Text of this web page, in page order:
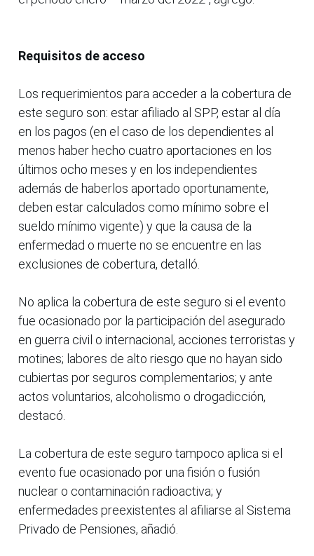
Requisitos de acceso
Los requerimientos para acceder a la cobertura de
este seguro son: estar afiliado al SPP, estar al día
en los pagos (en el caso de los dependientes al
menos haber hecho cuatro aportaciones en los
últimos ocho meses y en los independientes
además de haberlos aportado oportunamente,
deben estar calculados como mínimo sobre el
sueldo mínimo vigente) y que la causa de la
enfermedad o muerte no se encuentre en las
exclusiones de cobertura, detalló.
No aplica la cobertura de este seguro si el evento
fue ocasionado por la participación del asegurado
en guerra civil o internacional, acciones terroristas y
motines; labores de alto riesgo que no hayan sido
cubiertas por seguros complementarios; y ante
actos voluntarios, alcoholismo o drogadicción,
destacó.
La cobertura de este seguro tampoco aplica si el
evento fue ocasionado por una fisión o fusión
nuclear o contaminación radioactiva; y
enfermedades preexistentes al afiliarse al Sistema
Privado de Pensiones, añadió.